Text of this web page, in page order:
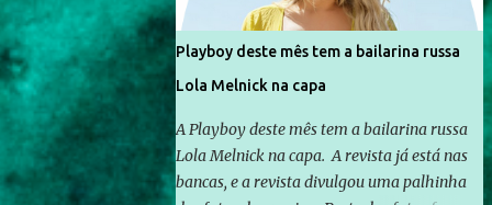
cotidiana, corriqueira e cada vez mais
preocupantes, do tipo que você já esta
acostumado a ver neste espaço, vou
trabalhar a ideia que possibilite distribuir
consistente a riqueza do conhecimento...
Exemplo: o cidadão brasileiro não precisa só
ser informado sobre operações da Lava Jato,
Playboy deste mês tem a bailarina russa
Lola Melnick na capa
A Playboy deste mês tem a bailarina russa
Lola Melnick na capa. A revista já está nas
bancas, e a revista divulgou uma palhinha